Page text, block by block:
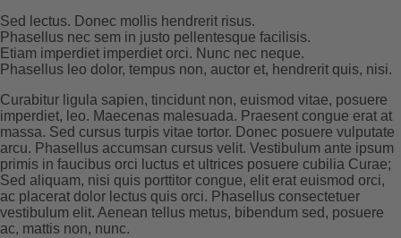
Sed lectus. Donec mollis hendrerit risus.
Phasellus nec sem in justo pellentesque facilisis.
Etiam imperdiet imperdiet orci. Nunc nec neque.
Phasellus leo dolor, tempus non, auctor et, hendrerit quis, nisi.
Curabitur ligula sapien, tincidunt non, euismod vitae, posuere
imperdiet, leo. Maecenas malesuada. Praesent congue erat at
massa. Sed cursus turpis vitae tortor. Donec posuere vulputate
arcu. Phasellus accumsan cursus velit. Vestibulum ante ipsum
primis in faucibus orci luctus et ultrices posuere cubilia Curae;
Sed aliquam, nisi quis porttitor congue, elit erat euismod orci,
ac placerat dolor lectus quis orci. Phasellus consectetuer
vestibulum elit. Aenean tellus metus, bibendum sed, posuere
ac, mattis non, nunc.